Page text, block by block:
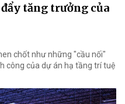
đẩy tăng trưởng của
chốt như những "cầu nối"
công của dự án hạ tầng trí tuệ